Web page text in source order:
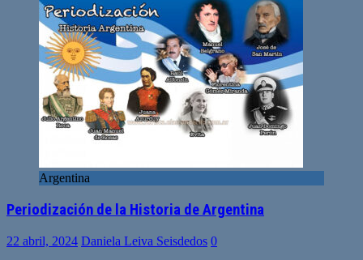
Argentina
Periodización de la Historia de Argentina
22 abril, 2024 Daniela Leiva Seisdedos 0